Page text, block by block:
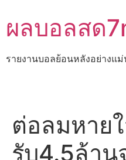
to
content
ผลบอลสด
รายงานบอลย้อนหลังอย่างแม่
ต่อลมหาย
รับ4.5ล้าน